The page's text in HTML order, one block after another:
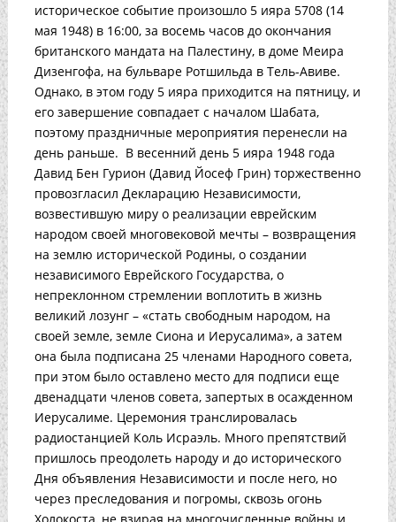
историческое событие произошло 5 ияра 5708 (14
мая 1948) в 16:00, за восемь часов до окончания
британского мандата на Палестину, в доме Меира
Дизенгофа, на бульваре Ротшильда в Тель-Авиве.
Однако, в этом году 5 ияра приходится на пятницу, и
его завершение совпадает с началом Шабата,
поэтому праздничные мероприятия перенесли на
день раньше. В весенний день 5 ияра 1948 года
Давид Бен Гурион (Давид Йосеф Грин) торжественно
провозгласил Декларацию Независимости,
возвестившую миру о реализации еврейским
народом своей многовековой мечты – возвращения
на землю исторической Родины, о создании
независимого Еврейского Государства, о
непреклонном стремлении воплотить в жизнь
великий лозунг – «стать свободным народом, на
своей земле, земле Сиона и Иерусалима», а затем
она была подписана 25 членами Народного совета,
при этом было оставлено место для подписи еще
двенадцати членов совета, запертых в осажденном
Иерусалиме. Церемония транслировалась
радиостанцией Коль Исраэль. Много препятствий
пришлось преодолеть народу и до исторического
Дня объявления Независимости и после него, но
через преследования и погромы, сквозь огонь